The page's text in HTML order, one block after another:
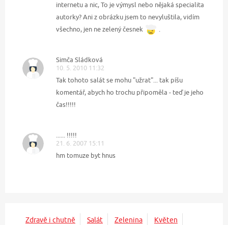
internetu a nic, To je výmysl nebo nějaká specialita
autorky? Ani z obrázku jsem to nevyluštila, vidím
všechno, jen ne zelený česnek
Simča Sládková
10. 5. 2010 11:32
Tak tohoto salát se mohu "užrat"... tak píšu
komentář, abych ho trochu připoměla - teď je jeho
čas!!!!!
...... !!!!!
21. 6. 2007 15:11
hm tomuze byt hnus
Zdravě i chutně Salát Zelenina
Květen